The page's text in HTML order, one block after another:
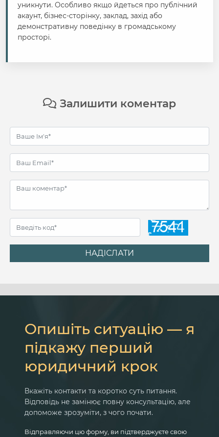
уникнути. Особливо якщо йдеться про публічний
акаунт, бізнес-сторінку, заклад, захід або
демонстративну поведінку в громадському
просторі.
Залишити коментар
НАДІСЛАТИ
Опишіть ситуацію — я
підкажу перший
юридичний крок
Вкажіть контакти та коротко суть питання.
Відповідь не замінює повну консультацію, але
допоможе зрозуміти, з чого почати.
Відправляючи цю форму, ви підтверджуєте свою